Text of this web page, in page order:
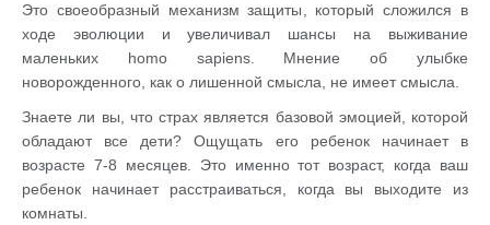
Это своеобразный механизм защиты, который сложился в
ходе эволюции и увеличивал шансы на выживание
маленьких homo sapiens. Мнение об улыбке
новорожденного, как о лишенной смысла, не имеет смысла.
Знаете ли вы, что страх является базовой эмоцией, которой
обладают все дети? Ощущать его ребенок начинает в
возрасте 7-8 месяцев. Это именно тот возраст, когда ваш
ребенок начинает расстраиваться, когда вы выходите из
комнаты.